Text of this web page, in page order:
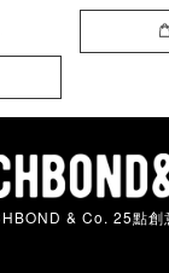
& Co. 25點創